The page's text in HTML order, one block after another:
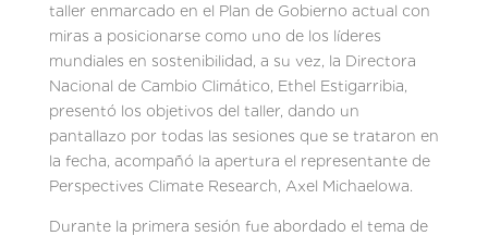
taller enmarcado en el Plan de Gobierno actual con
miras a posicionarse como uno de los líderes
mundiales en sostenibilidad, a su vez, la Directora
Nacional de Cambio Climático, Ethel Estigarribia,
presentó los objetivos del taller, dando un
pantallazo por todas las sesiones que se trataron en
la fecha, acompañó la apertura el representante de
Perspectives Climate Research, Axel Michaelowa.
Durante la primera sesión fue abordado el tema de